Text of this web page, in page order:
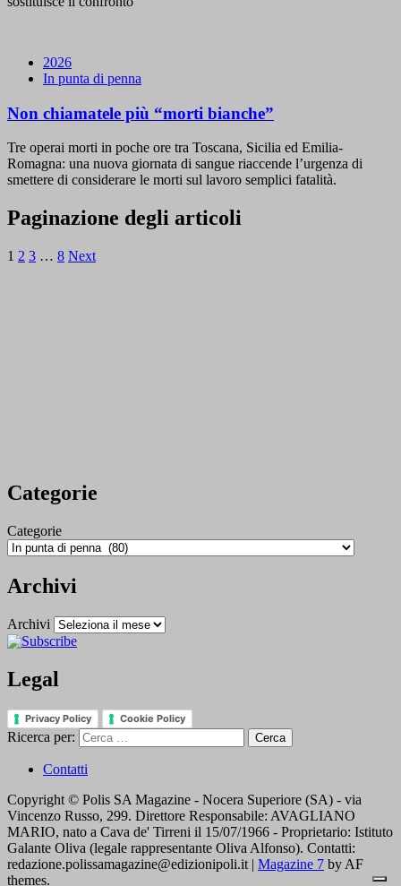
2026
In punta di penna
Non chiamatele più “morti bianche”
Tre operai morti in poche ore tra Toscana, Sicilia ed Emilia-
Romagna: una nuova giornata di sangue riaccende l’urgenza di
smettere di considerare le morti sul lavoro semplici fatalità.
Paginazione degli articoli
1 2 3 … 8 Next
Categorie
Categorie
Archivi
Archivi
Legal
Privacy Policy Cookie Policy
Ricerca per:
Contatti
Copyright © Polis SA Magazine - Nocera Superiore (SA) - via
Vincenzo Russo, 299. Direttore Responsabile: AVAGLIANO
MARIO, nato a Cava de' Tirreni il 15/07/1966 - Proprietario: Istituto
Galante Oliva (legale rappresentante Oliva Alfonso). Contatti:
redazione.polissamagazine@edizionipoli.it | Magazine 7 by AF
themes.